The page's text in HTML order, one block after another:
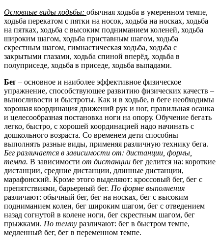
Основные виды ходьбы: обычная ходьба в умеренном темпе,
ходьба перекатом с пятки на носок, ходьба на носках, ходьба
на пятках, ходьба с высоким подниманием коленей, ходьба
широким шагом, ходьба приставным шагом, ходьба
скрестным шагом, гимнастическая ходьба, ходьба с
закрытыми глазами, ходьба спиной вперёд, ходьба в
полуприседе, ходьба в приседе, ходьба выпадами.
Бег – основное и наиболее эффективное физическое
упражнение, способствующее развитию физических качеств –
выносливости и быстроты. Как и в ходьбе, в беге необходимы
хорошая координация движений рук и ног, правильная осанка
и целесообразная постановка ноги на опору. Обучение бегать
легко, быстро, с хорошей координацией надо начинать с
дошкольного возраста. Со временем дети способны
выполнять разные виды, применяя различную технику бега.
Бег различается в зависимости от: дистанции, формы,
темпа. В зависимости от дистанции бег делится на: короткие
дистанции, средние дистанции, длинные дистанции,
марафонский. Кроме этого выделяют: кроссовый бег, бег с
препятствиями, барьерный бег. По форме выполнения
различают: обычный бег, бег на носках, бег с высоким
подниманием колен, бег широким шагом, бег с отведением
назад согнутой в колене ноги, бег скрестным шагом, бег
прыжками. По темпу различают: бег в быстром темпе,
медленный бег, бег в переменном темпе.